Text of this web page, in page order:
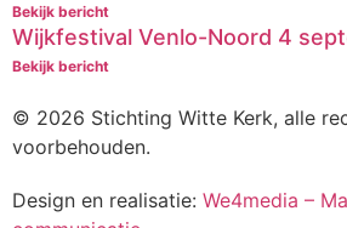
Bekijk bericht
Wijkfestival Venlo-Noord 4
Bekijk bericht
© 2026 Stichting Witte Kerk, alle
voorbehouden.
Design en realisatie: We4media –